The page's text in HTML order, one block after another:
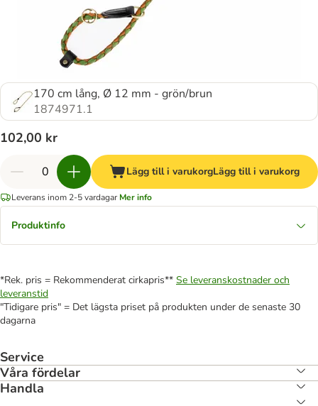
170 cm lång, Ø 12 mm - grön/brun
1874971.1
102,00 kr
Lägg till i varukorgLägg till i varukorg
Leverans inom 2-5 vardagar Mer info
Produktinfo
*Rek. pris = Rekommenderat cirkapris** Se leveranskostnader och
leveranstid
"Tidigare pris" = Det lägsta priset på produkten under de senaste 30
dagarna
Service
Våra fördelar
Handla